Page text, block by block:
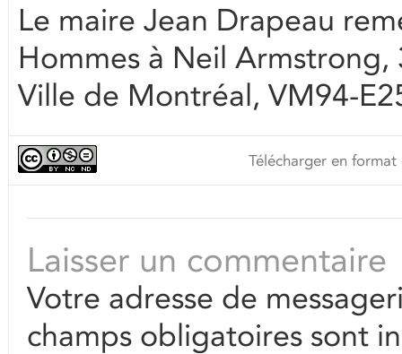
Le maire Jean Drapeau
Hommes à Neil
Ville de Montréal, VM94-
Télécharger en
Laisser un commentaire
Votre adresse de
champs obligatoires sont